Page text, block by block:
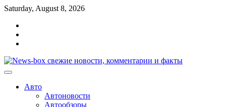
Перейти
содержимому
Saturday, August 8, 2026
Авто
Автоновости
Автообзоры